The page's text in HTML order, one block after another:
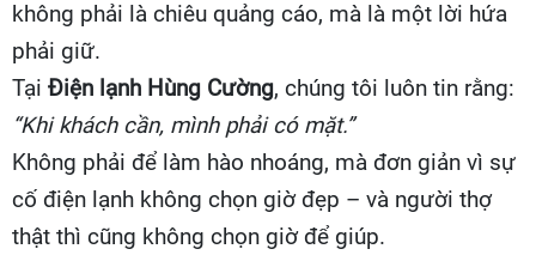
không phải là chiêu quảng cáo, mà là một lời hứa
phải giữ.
Tại Điện lạnh Hùng Cường, chúng tôi luôn tin rằng:
“Khi khách cần, mình phải có mặt.”
Không phải để làm hào nhoáng, mà đơn giản vì sự
cố điện lạnh không chọn giờ đẹp – và người thợ
thật thì cũng không chọn giờ để giúp.